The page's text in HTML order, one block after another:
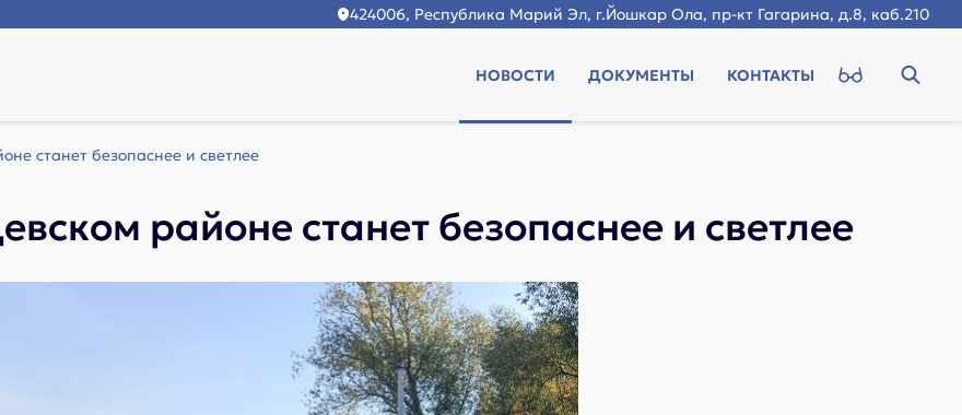
424006, Республика Марий Эл, г.Йошкар Ола, пр-кт Гагарина, д.8, каб.210
НОВОСТИ ДОКУМЕНТЫ КОНТАКТЫ
станет безопаснее и светлее
районе станет безопаснее и светлее